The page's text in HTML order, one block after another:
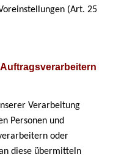
(Art. 25
Verarbeitung
Personen und
oder
diese übermitteln